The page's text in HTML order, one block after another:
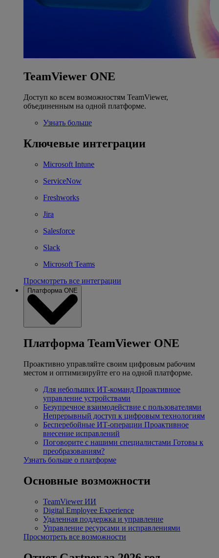
TeamViewer ONE
Доступ ко всем возможностям TeamViewer,
объединенным на одной платформе.
Узнать больше
Ключевые интеграции
Microsoft Intune
ServiceNow
Freshworks
Jira
Salesforce
Slack
Microsoft Teams
Просмотреть все интеграции
Платформа ONE
Платформа TeamViewer ONE
Проактивно управляйте своим цифровым рабочим
местом и оптимизируйте его на одной платформе.
Для небольших ИТ-команд Проактивное
управление устройствами
Безупречное взаимодействие с пользователями
Непрерывный доступ к цифровым технологиям
Бесперебойные ИТ-операции Проактивное
внесение исправлений
Поговорите с нашими специалистами Готовы к
преобразованиям?
Узнать больше о платформе
Основные возможности
TeamViewer ИИ
Digital Employee Experience
Удаленная поддержка и управление
Управление ресурсами и исправлениями
Просмотреть все возможности